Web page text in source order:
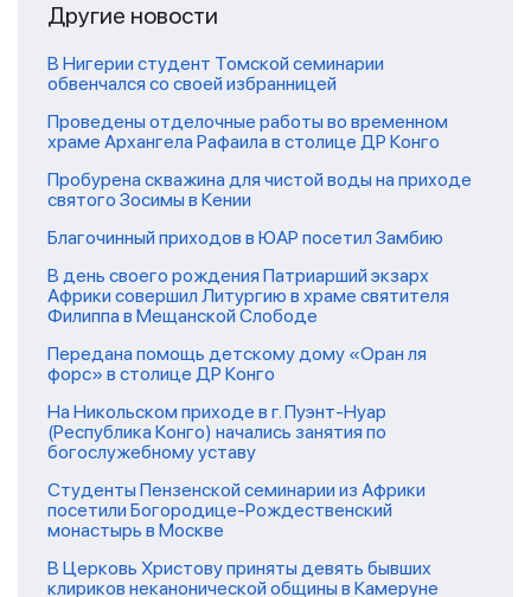
Другие новости
В Нигерии студент Томской семинарии
обвенчался со своей избранницей
Проведены отделочные работы во временном
храме Архангела Рафаила в столице ДР Конго
Пробурена скважина для чистой воды на приходе
святого Зосимы в Кении
Благочинный приходов в ЮАР посетил Замбию
В день своего рождения Патриарший экзарх
Африки совершил Литургию в храме святителя
Филиппа в Мещанской Слободе
Передана помощь детскому дому «Оран ля
форс» в столице ДР Конго
На Никольском приходе в г. Пуэнт-Нуар
(Республика Конго) начались занятия по
богослужебному уставу
Студенты Пензенской семинарии из Африки
посетили Богородице-Рождественский
монастырь в Москве
В Церковь Христову приняты девять бывших
клириков неканонической общины в Камеруне